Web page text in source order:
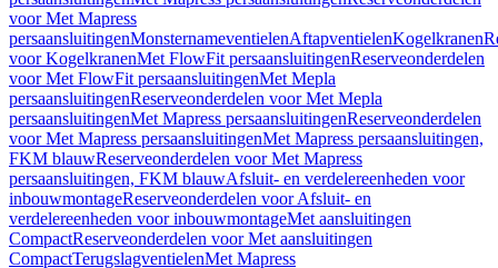
voor Met Mapress
persaansluitingenMonsternameventielenAftapventielenKogelkranen
voor KogelkranenMet FlowFit persaansluitingenReserveonderdelen
voor Met FlowFit persaansluitingenMet Mepla
persaansluitingenReserveonderdelen voor Met Mepla
persaansluitingenMet Mapress persaansluitingenReserveonderdelen
voor Met Mapress persaansluitingenMet Mapress persaansluitingen,
FKM blauwReserveonderdelen voor Met Mapress
persaansluitingen, FKM blauwAfsluit- en verdelereenheden voor
inbouwmontageReserveonderdelen voor Afsluit- en
verdelereenheden voor inbouwmontageMet aansluitingen
CompactReserveonderdelen voor Met aansluitingen
CompactTerugslagventielenMet Mapress